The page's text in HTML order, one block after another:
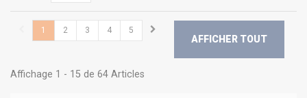
AFFICHER TOUT
1 2 3 4 5
Affichage 1 - 15 de 64 Articles